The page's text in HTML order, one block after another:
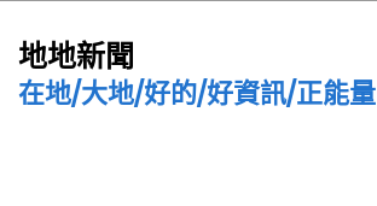
地地新聞
在地/大地/好的/好資訊/正能量